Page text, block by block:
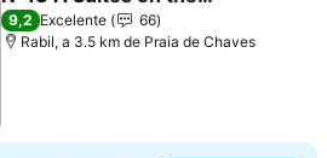
Beach, Praia de Chaves,
Boa Vista
Ver preços
9,2 Excelente
66
Rabil, a 3.5 km de Praia de Chaves